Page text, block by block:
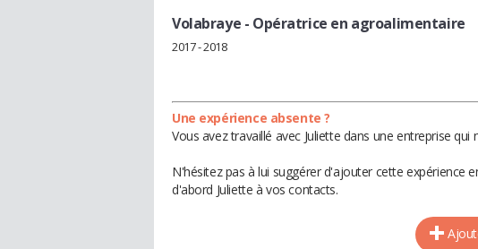
Volabraye - Opératrice en agroalimentaire
2017 - 2018
Une expérience absente ?
Vous avez travaillé avec Juliette dans une entreprise
N'hésitez pas à lui suggérer d'ajouter cette expérience
d'abord Juliette à vos contacts.